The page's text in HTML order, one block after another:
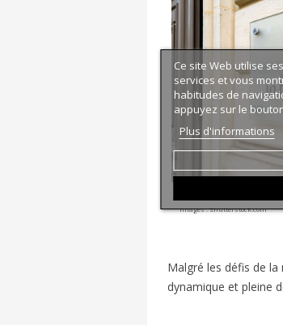
Images : Shutterstock.com
Malgré les défis de
dynamique et pleine
Ce site Web utilise
services et vous
habitudes de
appuyez sur le
Plus d'informations